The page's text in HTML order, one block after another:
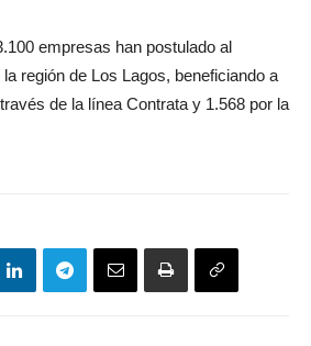
empresas han postulado al
región de Los Lagos, beneficiando a
de la línea Contrata y 1.568 por la